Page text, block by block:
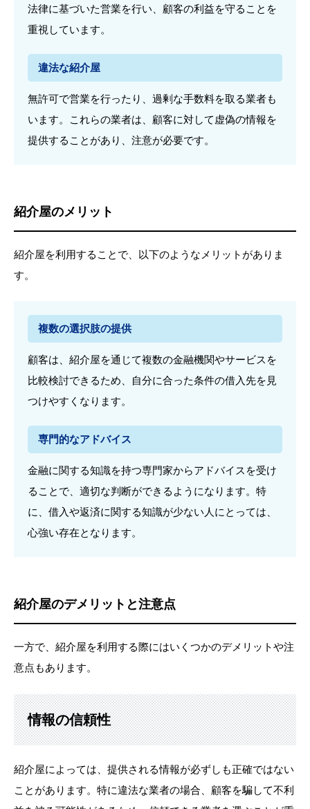
法律に基づいた営業を行い、顧客の利益を守ることを
重視しています。
違法な紹介屋
無許可で営業を行ったり、過剰な手数料を取る業者も
います。これらの業者は、顧客に対して虚偽の情報を
提供することがあり、注意が必要です。
紹介屋のメリット
紹介屋を利用することで、以下のようなメリットがありま
す。
複数の選択肢の提供
顧客は、紹介屋を通じて複数の金融機関やサービスを
比較検討できるため、自分に合った条件の借入先を見
つけやすくなります。
専門的なアドバイス
金融に関する知識を持つ専門家からアドバイスを受け
ることで、適切な判断ができるようになります。特
に、借入や返済に関する知識が少ない人にとっては、
心強い存在となります。
紹介屋のデメリットと注意点
一方で、紹介屋を利用する際にはいくつかのデメリットや注
意点もあります。
情報の信頼性
紹介屋によっては、提供される情報が必ずしも正確ではない
ことがあります。特に違法な業者の場合、顧客を騙して不利